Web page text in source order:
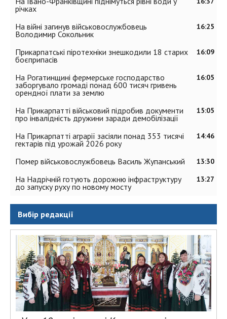
річках
16:25
На війні загинув військовослужбовець
Володимир Сокольник
16:09
Прикарпатські піротехніки знешкодили 18 старих
боєприпасів
16:05
На Рогатинщині фермерське господарство
заборгувало громаді понад 600 тисяч гривень
орендної плати за землю
15:05
На Прикарпатті військовий підробив документи
про інвалідність дружини заради демобілізації
14:46
На Прикарпатті аграрії засіяли понад 353 тисячі
гектарів під урожай 2026 року
13:30
Помер військовослужбовець Василь Жупанський
13:27
На Надрічній готують дорожню інфраструктуру
до запуску руху по новому мосту
Вибір редакції